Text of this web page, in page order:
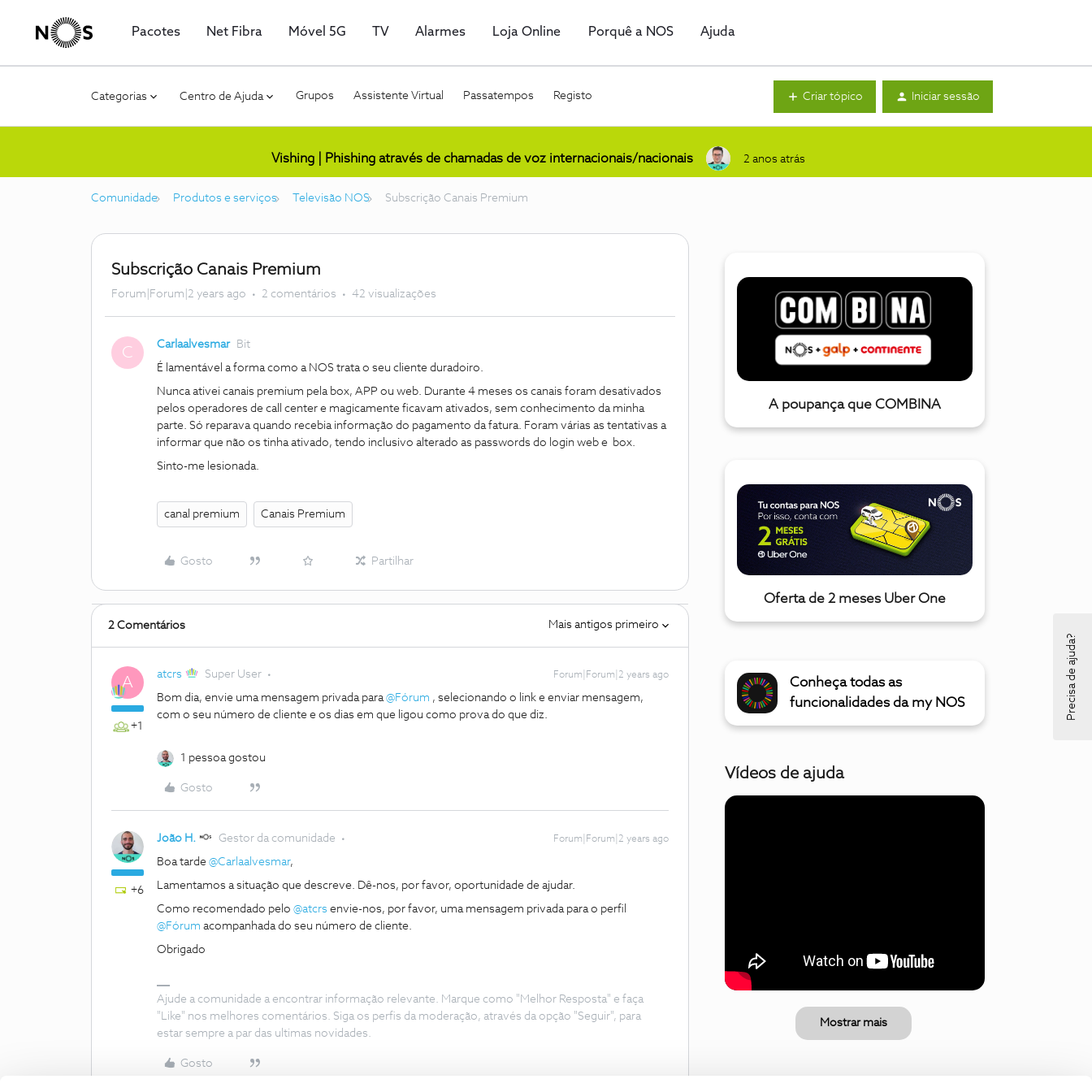
Pacotes Net Fibra Móvel 5G TV Alarmes Loja Online Porquê a NOS Ajuda
Categorias Centro de Ajuda Grupos Assistente Virtual Passatempos Registo Criar tópico Iniciar sessão
Vishing | Phishing através de chamadas de voz internacionais/nacionais 2 anos atrás
Comunidade Produtos e serviços Televisão NOS Subscrição Canais Premium
Subscrição Canais Premium
Forum|Forum|2 years ago 2 comentários 42 visualizações
C Carlaalvesmar Bit
É lamentável a forma como a NOS trata o seu cliente duradoiro.
Nunca ativei canais premium pela box, APP ou web. Durante 4 meses os canais foram desativados
pelos operadores de call center e magicamente ficavam ativados, sem conhecimento da minha
parte. Só reparava quando recebia informação do pagamento da fatura. Foram várias as tentativas a
informar que não os tinha ativado, tendo inclusivo alterado as passwords do login web e box.
Sinto-me lesionada.
canal premium Canais Premium
Gosto Partilhar
2 Comentários Mais antigos primeiro
A
+1
atcrs Super User Forum|Forum|2 years ago
Bom dia, envie uma mensagem privada para@Fórum , selecionando o link e enviar mensagem,
com o seu número de cliente e os dias em que ligou como prova do que diz.
1 pessoa gostou
Gosto
+6
João H. Gestor da comunidade Forum|Forum|2 years ago
Boa tarde @Carlaalvesmar,
Lamentamos a situação que descreve. Dê-nos, por favor, oportunidade de ajudar.
Como recomendado pelo @atcrs envie-nos, por favor, uma mensagem privada para o perfil
@Fórum acompanhada do seu número de cliente.
Obrigado
Ajude a comunidade a encontrar informação relevante. Marque como "Melhor Resposta" e faça
"Like" nos melhores comentários. Siga os perfis da moderação, através da opção "Seguir", para
estar sempre a par das ultimas novidades.
Gosto
A poupança que COMBINA
Oferta de 2 meses Uber One
Conheça todas as
funcionalidades da my NOS
Vídeos de ajuda
Mostrar mais
Precisa de ajuda?